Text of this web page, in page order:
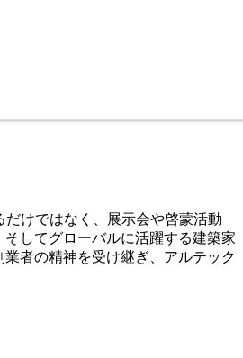
けではなく、展示会や啓蒙活動
してグローバルに活躍する建築家
者の精神を受け継ぎ、アルテック